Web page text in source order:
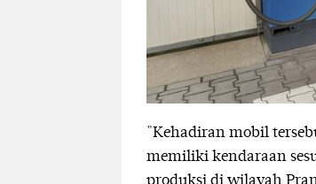
"Kehadiran mobil
memiliki kendaraan
produksi di wilayah